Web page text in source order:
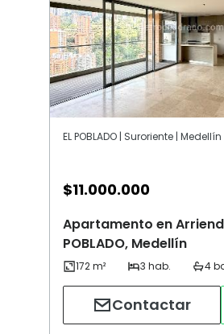
EL POBLADO | Suroriente | Medellín
$11.000.000
Apartamento en
POBLADO, Medellín
Contactar